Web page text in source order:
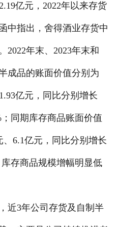
亿元，2022年以来存货
中指出，舍得酒业存货中
2022年末、2023年末和
成品的账面价值分别为
亿元，同比分别增长
；同期库存商品账面价值
、6.1亿元，同比分别增长
库存商品规模增幅明显低
3年公司存货及自制半